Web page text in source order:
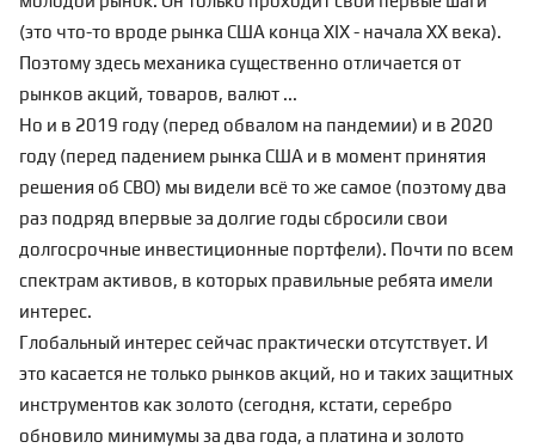
(это что-то вроде рынка США конца XIX - начала ХХ века).
Поэтому здесь механика существенно отличается от
рынков акций, товаров, валют ...
Но и в 2019 году (перед обвалом на пандемии) и в 2020
году (перед падением рынка США и в момент принятия
решения об СВО) мы видели всё то же самое (поэтому два
раз подряд впервые за долгие годы сбросили свои
долгосрочные инвестиционные портфели). Почти по всем
спектрам активов, в которых правильные ребята имели
интерес.
Глобальный интерес сейчас практически отсутствует. И
это касается не только рынков акций, но и таких защитных
инструментов как золото (сегодня, кстати, серебро
обновило минимумы за два года, а платина и золото